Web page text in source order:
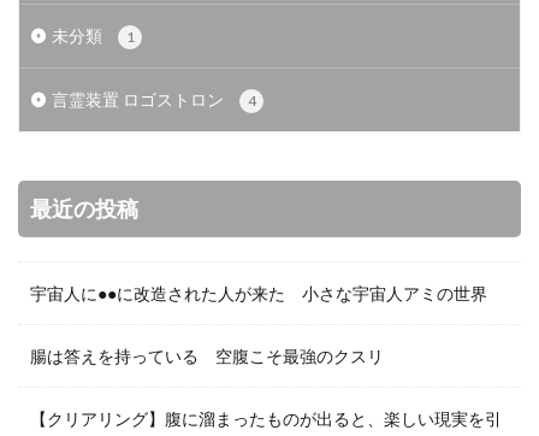
未分類 1
言霊装置 ロゴストロン 4
最近の投稿
宇宙人に●●に改造された人が来た 小さな宇宙人アミの世界
腸は答えを持っている 空腹こそ最強のクスリ
【クリアリング】腹に溜まったものが出ると、楽しい現実を引